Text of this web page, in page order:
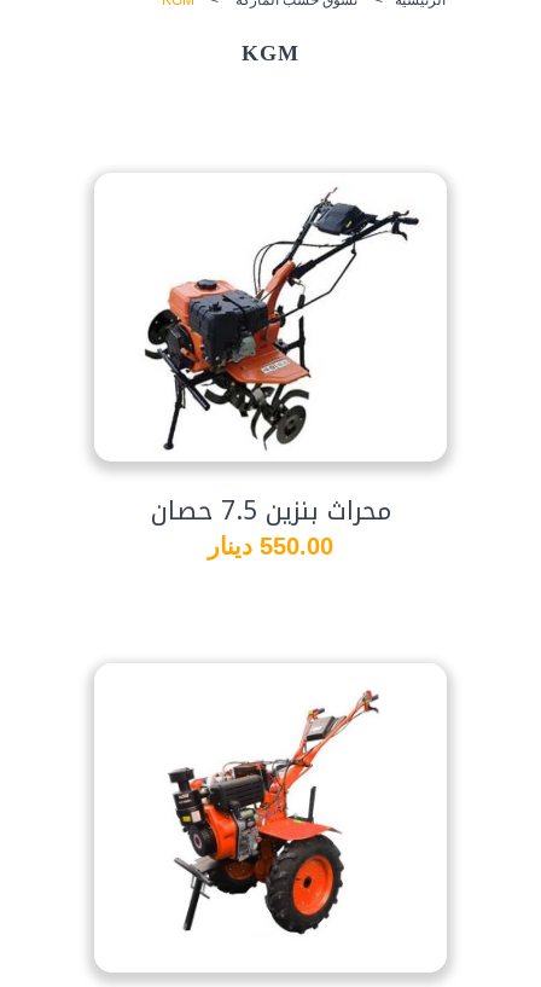
KGM
محراث بنزين 7.5 حصان
550.00 دينار